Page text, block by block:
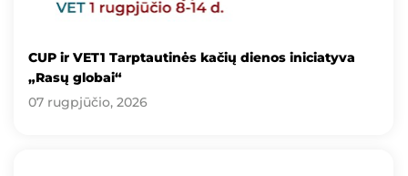
CUP ir VET1 Tarptautinės kačių dienos iniciatyva
„Rasų globai“
07 rugpjūčio, 2026